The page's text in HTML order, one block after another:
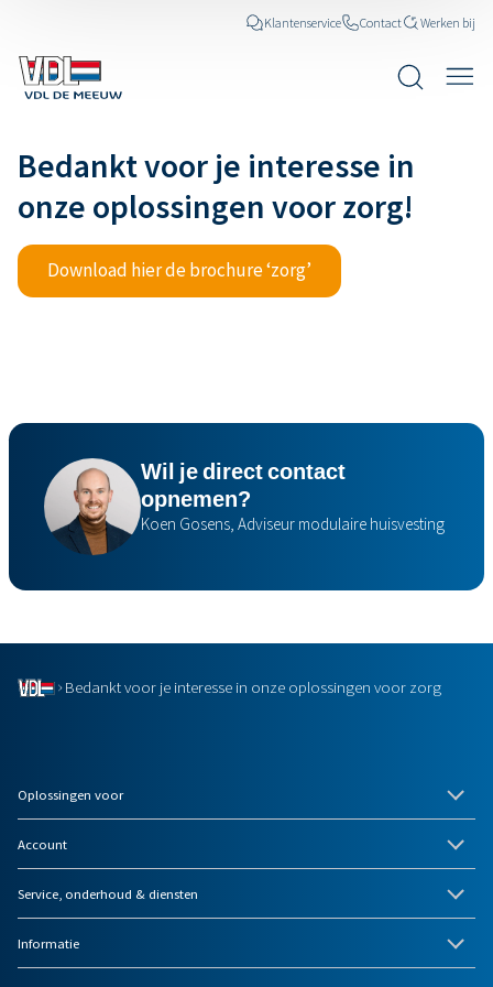
Klantenservice Contact Werken bij
Bedankt voor je interesse in
onze oplossingen voor zorg!
Download hier de brochure ‘zorg’
Wil je direct contact
opnemen?
Koen Gosens, Adviseur modulaire huisvesting
Bedankt voor je interesse in onze oplossingen voor zorg
Oplossingen voor
Account
Service, onderhoud & diensten
Informatie